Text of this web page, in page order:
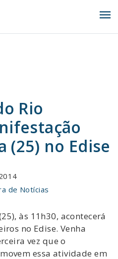
menu
Rio
(25) no Edise
de Notícias
às 11h30, acontecerá
no Edise. Venha
vez que o
essa atividade em